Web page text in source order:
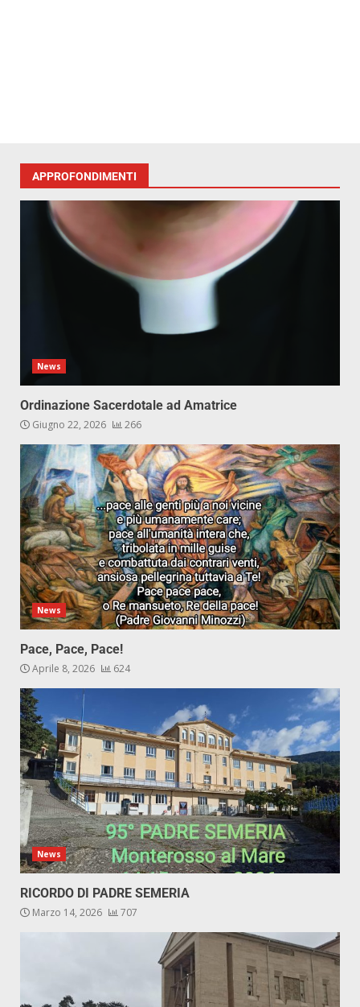
APPROFONDIMENTI
News
Ordinazione Sacerdotale ad Amatrice
Giugno 22, 2026 266
News
Pace, Pace, Pace!
Aprile 8, 2026 624
News
RICORDO DI PADRE SEMERIA
Marzo 14, 2026 707